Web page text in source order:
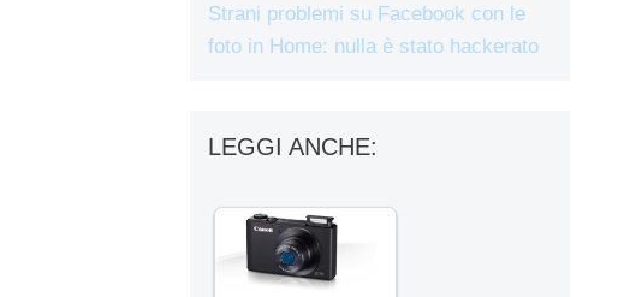
Strani problemi su Facebook con le
foto in Home: nulla è stato hackerato
LEGGI ANCHE: